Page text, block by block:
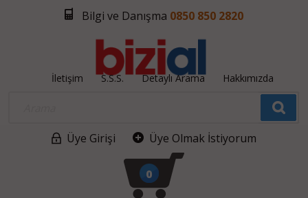
Bilgi ve Danışma 0850 850 2820
İletişim S.S.S. Detaylı Arama Hakkımızda
Üye Girişi Üye Olmak İstiyorum
0